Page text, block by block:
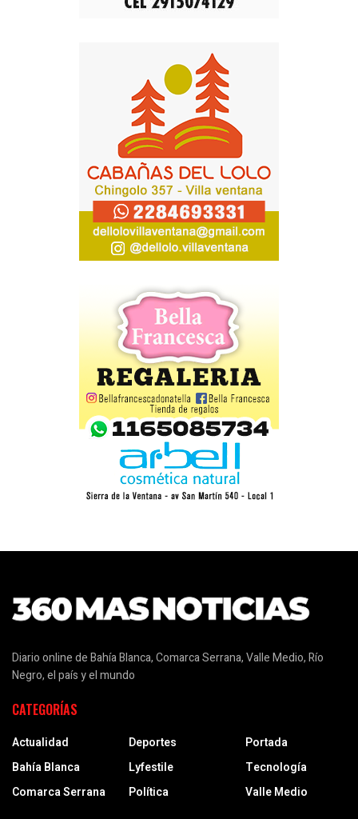
Diario online de Bahía Blanca, Comarca Serrana, Valle Medio, Río
Negro, el país y el mundo
CATEGORÍAS
Actualidad
Bahía Blanca
Comarca Serrana
Deportes
Lyfestile
Política
Portada
Tecnología
Valle Medio